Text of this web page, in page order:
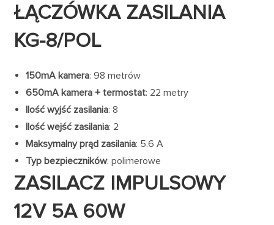
ŁĄCZÓWKA ZASILANIA
KG-8/POL
150mA kamera: 98 metrów
650mA kamera + termostat: 22 metry
Ilość wyjść zasilania: 8
Ilość wejść zasilania: 2
Maksymalny prąd zasilania: 5.6 A
Typ bezpieczników: polimerowe
ZASILACZ IMPULSOWY
12V 5A 60W